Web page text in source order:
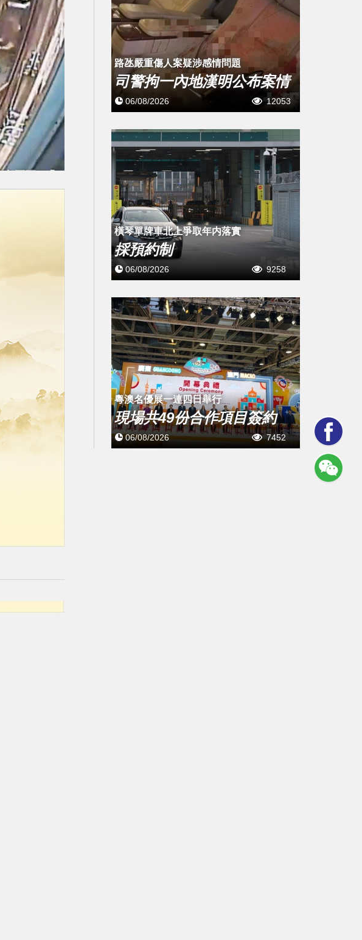
​路氹嚴重傷人案疑涉感情問題
司警拘一內地漢明公布案情
06/08/2026 12053
橫琴單牌車北上爭取年内落實
採預約制
06/08/2026 9258
粵澳名優展一連四日舉行
現場共49份合作項目簽約
06/08/2026 7452